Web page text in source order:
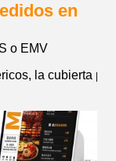
en
o EMV
la cubierta